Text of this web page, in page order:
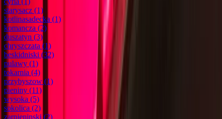
starysacz (1)
kotlinasadecka (1)
komancza (2)
duszatyn (3)
chryszczata (1)
beskidniski (32)
pulawy (1)
tokarnia (4)
przybyszow (1)
pieniny (11)
wysoka (5)
sokolica (2)
zarpieninski (2)